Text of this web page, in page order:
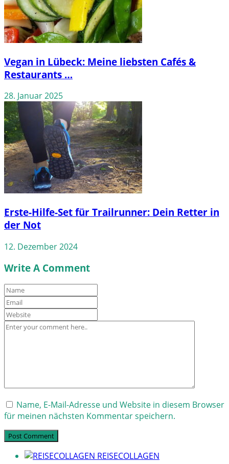
Vegan in Lübeck: Meine liebsten Cafés &
Restaurants …
28. Januar 2025
Erste-Hilfe-Set für Trailrunner: Dein Retter in
der Not
12. Dezember 2024
Write A Comment
Name, E-Mail-Adresse und Website in diesem Browser
für meinen nächsten Kommentar speichern.
REISECOLLAGEN